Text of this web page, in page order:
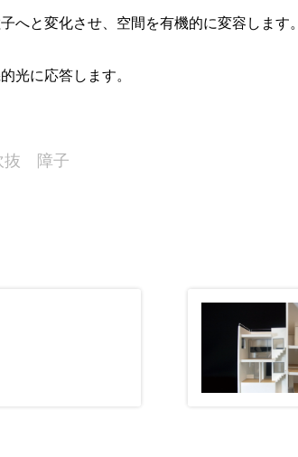
へと変化させ、空間を有機的に変容します。
光に応答します。
抜 障子